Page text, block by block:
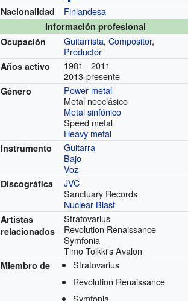
Nacionalidad Finlandesa
Información profesional
Ocupación
Guitarrista,Compositor,
Productor
Años activo
1981 - 2011
2013-presente
Género
Power metal
Metal neoclásico
Metal sinfónico
Speed metal
Heavy metal
Instrumento
Guitarra
Bajo
Voz
Discográfica
JVC
Sanctuary Records
Nuclear Blast
Artistas
relacionados
Stratovarius
Revolution Renaissance
Symfonia
Timo Tolkki's Avalon
Miembro de
Stratovarius
Revolution Renaissance
Symfonia